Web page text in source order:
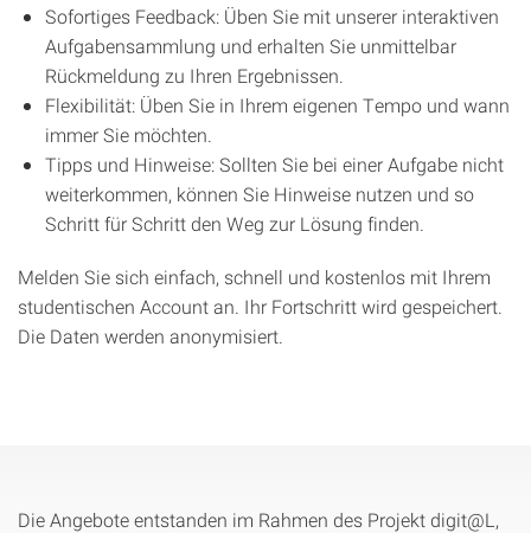
Sofortiges Feedback: Üben Sie mit unserer interaktiven
Aufgabensammlung und erhalten Sie unmittelbar
Rückmeldung zu Ihren Ergebnissen.
Flexibilität: Üben Sie in Ihrem eigenen Tempo und wann
immer Sie möchten.
Tipps und Hinweise: Sollten Sie bei einer Aufgabe nicht
weiterkommen, können Sie Hinweise nutzen und so
Schritt für Schritt den Weg zur Lösung finden.
Melden Sie sich einfach, schnell und kostenlos mit Ihrem
studentischen Account an. Ihr Fortschritt wird gespeichert.
Die Daten werden anonymisiert.
Die Angebote entstanden im Rahmen des Projekt digit@L,